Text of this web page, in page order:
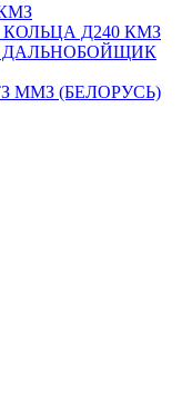
Д240 КМЗ
ДАЛЬНОБОЙЩИК
ММЗ (БЕЛОРУСЬ)